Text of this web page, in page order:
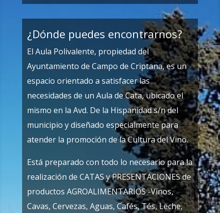
¿Dónde puedes encontrarnos?
El Aula Polivalente, propiedad del
Ayuntamiento de Campo de Criptana, es un
espacio orientado a satisfacer las
necesidades de un Aula de Cata, ubicado el
mismo en la Avd. De la Hispanidad s/n del
municipio y diseñado especialmente para
atender la promoción de la Cultura del Vino.
Está preparado con todo lo necesario para la
realización de CATAS y PRESENTACIONES de
productos AGROALIMENTARIOS -Vinos,
Cavas, Cervezas, Aguas, Cafés, Tés, Leche,